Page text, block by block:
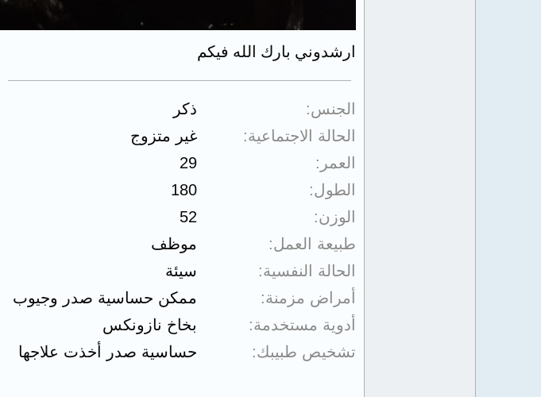
ارشدوني بارك الله فيكم
الجنس
ذكر
الحالة الاجتماعية
غير متزوج
العمر
29
الطول
180
الوزن
52
طبيعة العمل
موظف
الحالة النفسية
سيئة
أمراض مزمنة
ممكن حساسية صدر وجيوب
أدوية مستخدمة
بخاخ نازونكس
تشخيص طبيبك
حساسية صدر أخذت علاجها